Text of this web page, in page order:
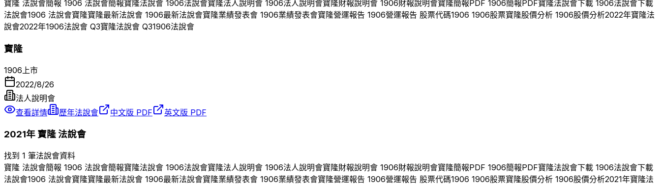
寶隆 法說會簡報 1906 法說會簡報寶隆法說會 1906法說會寶隆法人說明會 1906法人說明會寶隆財報說明會 1906財報說明會寶隆簡報PDF 1906簡報PDF寶隆法說會下載 1906法說會下載
法說會1906 法說會寶隆寶隆最新法說會 1906最新法說會寶隆業績發表會 1906業績發表會寶隆營運報告 1906營運報告 股票代碼1906 1906股票寶隆股價分析 1906股價分析2022年寶隆法
說會2022年1906法說會 Q3寶隆法說會 Q31906法說會
寶隆
1906 上市
2022/8/26
法人說明會
查看詳情
歷年法說會 中文版 PDF 英文版 PDF
2021年 寶隆法說會
找到 1 筆法說會資料
寶隆 法說會簡報 1906 法說會簡報寶隆法說會 1906法說會寶隆法人說明會 1906法人說明會寶隆財報說明會 1906財報說明會寶隆簡報PDF 1906簡報PDF寶隆法說會下載 1906法說會下載
法說會1906 法說會寶隆寶隆最新法說會 1906最新法說會寶隆業績發表會 1906業績發表會寶隆營運報告 1906營運報告 股票代碼1906 1906股票寶隆股價分析 1906股價分析2021年寶隆法